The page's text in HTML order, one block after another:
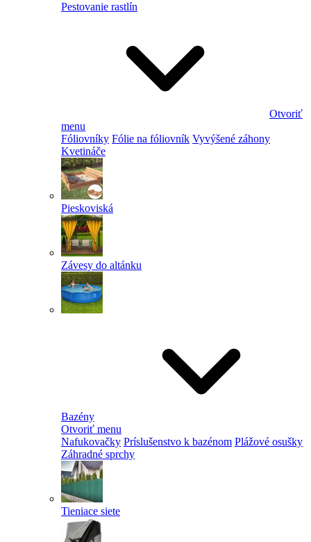
Pestovanie rastlín
Otvoriť
menu
Fóliovníky Fólie na fóliovník Vyvýšené záhony
Kvetináče
Pieskoviská
Závesy do altánku
Bazény
Otvoriť menu
Nafukovačky Príslušenstvo k bazénom Plážové osušky
Záhradné sprchy
Tieniace siete